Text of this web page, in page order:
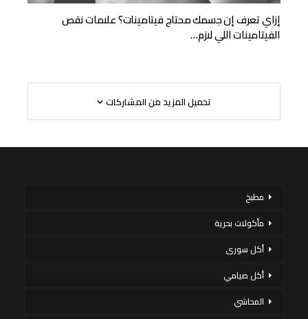
إزاي تعرف إن جسمك محتاج فيتامينات؟ علامات نقص
الفيتامينات اللي لازم…
تحميل المزيد من المشاركات
مطبخ
مأكولات بحرية
أكل سورى
أكل صيامي
المحاشي